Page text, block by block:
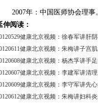
2007年：中国医师协会理事
伸阅读：
健康北京视频：徐春军讲肝
健康北京视频：朱梅讲子宫
健康北京视频：杨杰孚讲手
健康北京视频：李建军讲清
健康北京视频：李守军讲先
健康北京视频：朱梅讲妇科